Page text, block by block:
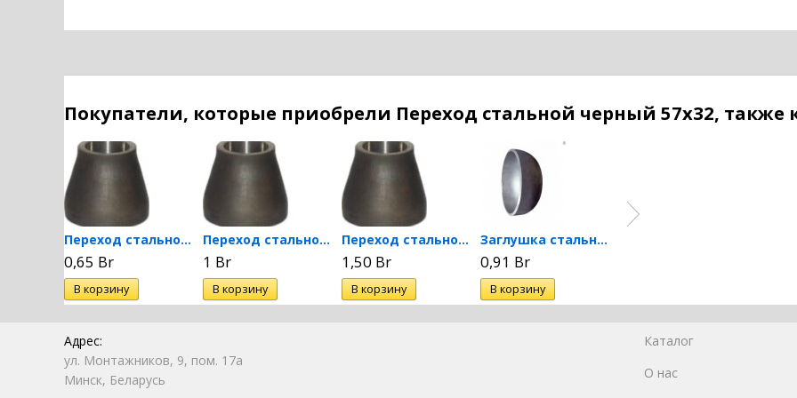
Покупатели, которые приобрели Переход стальной черный 57х32, также
Переход стальной черный 32х20
0,65 Br
Переход стальной черный 57х38
1 Br
Переход стальной черный 57х25
1,50 Br
Заглушка стальная черная...
0,91 Br
Адрес:
ул. Монтажников, 9, пом. 17а
Минск, Беларусь
Каталог
О нас